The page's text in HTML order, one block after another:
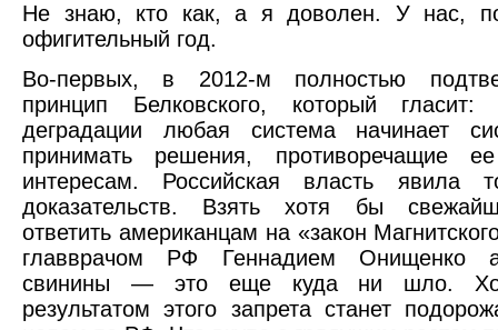
Не знаю, кто как, а я доволен. У нас,
офигительный год.
Во-первых, в 2012-м полностью
принцип Белковского, который
деградации любая система начинает
принимать решения, противоречащие
интересам. Российская власть явила
доказательств. Взять хотя бы
ответить американцам на «закон
главврачом РФ Геннадием Онищенко
свинины — это еще куда ни шло.
результатом этого запрета станет